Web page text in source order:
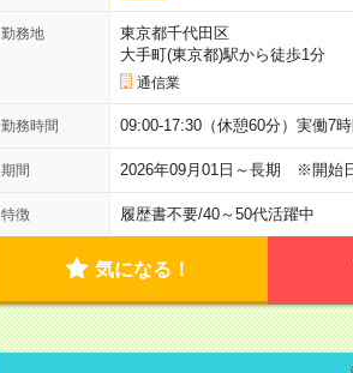
勤務地
東京都千代田区
大手町(東京都)駅から徒歩1分
通信業
勤務時間 09:00-17:30（休憩60分）実働7
期間 2026年09月01日～長期 ※開始
特徴 履歴書不要/40～50代活躍中
気になる！